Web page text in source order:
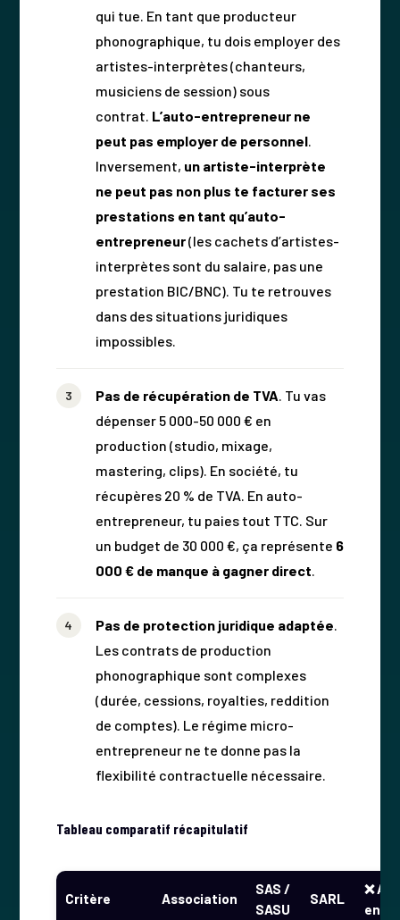
qui tue. En tant que producteur
phonographique, tu dois employer des
artistes-interprètes (chanteurs,
musiciens de session) sous
contrat. L’auto-entrepreneur ne
peut pas employer de personnel.
Inversement, un artiste-interprète
ne peut pas non plus te facturer ses
prestations en tant qu’auto-
entrepreneur(les cachets d’artistes-
interprètes sont du salaire, pas une
prestation BIC/BNC). Tu te retrouves
dans des situations juridiques
impossibles.
Pas de récupération de TVA . Tu vas
dépenser 5 000-50 000 € en
production (studio, mixage,
mastering, clips). En société, tu
récupères 20 % de TVA. En auto-
entrepreneur, tu paies tout TTC. Sur
un budget de 30 000 €, ça représente 6
000 € de manque à gagner direct
Pas de protection juridique adaptée
Les contrats de production
phonographique sont complexes
(durée, cessions, royalties, reddition
de comptes). Le régime micro-
entrepreneur ne te donne pas la
flexibilité contractuelle nécessaire.
Tableau comparatif récapitulatif
Critère Association
SAS /
SASU
SARL
❌